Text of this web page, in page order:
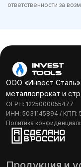
ответственности за
ООО «Инвест
металлопрокат и
ОГРН: 1225000055477
ИНН: 5031145894 / КПП:
Политика